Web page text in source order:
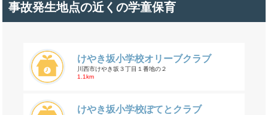
事故発生地点の近くの学童保育
けやき坂小学校オリーブクラブ
川西市けやき坂３丁目１番地の２
1.1km
けやき坂小学校ぽてとクラブ